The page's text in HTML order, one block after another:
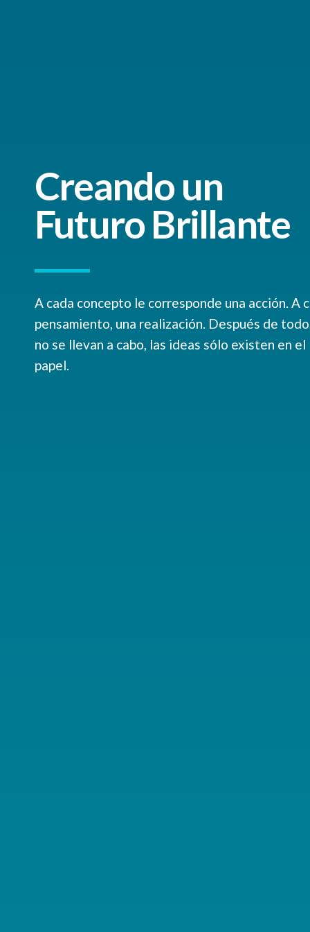
Creando un
Futuro Brillante
A cada concepto le corresponde una acción. A
pensamiento, una realización. Después de
no se llevan a cabo, las ideas sólo existen en el
papel.